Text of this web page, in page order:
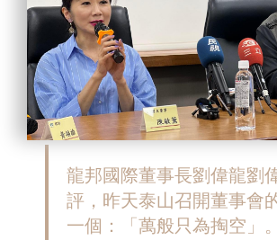
龍邦國際董事長劉偉龍劉
評，昨天泰山召開董事會
一個：「萬般只為掏空」。